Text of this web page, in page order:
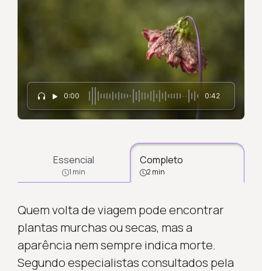
0:00 0:42
Essencial
1 min
Completo
2 min
Quem volta de viagem pode encontrar
plantas murchas ou secas, mas a
aparência nem sempre indica morte.
Segundo especialistas consultados pela